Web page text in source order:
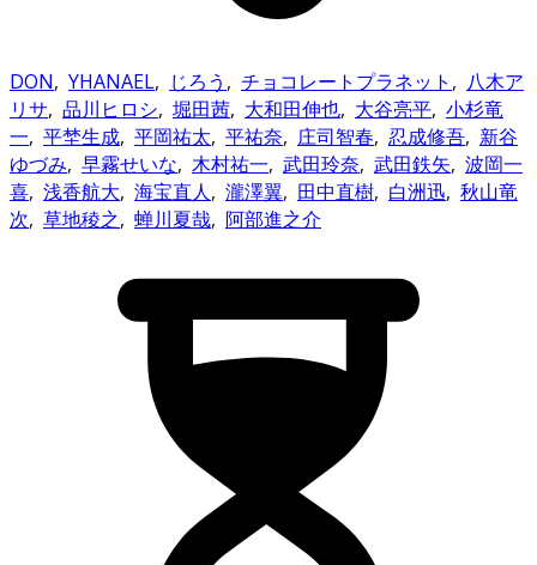
DON, YHANAEL, じろう , チョコレートプラネット , 八木ア
リサ, 品川ヒロシ, 堀田茜, 大和田伸也, 大谷亮平, 小杉竜
一, 平埜生成, 平岡祐太, 平祐奈, 庄司智春, 忍成修吾, 新谷
ゆづみ, 早霧せいな, 木村祐一, 武田玲奈, 武田鉄矢, 波岡一
喜, 浅香航大, 海宝直人, 瀧澤翼, 田中直樹, 白洲迅, 秋山竜
次, 草地稜之, 蝉川夏哉, 阿部進之介